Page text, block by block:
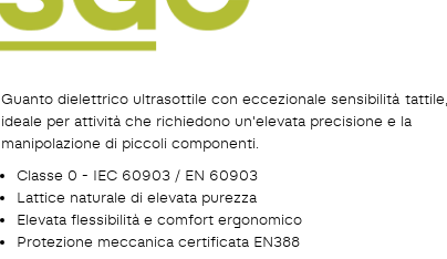
Guanto dielettrico ultrasottile con eccezionale sensibilità tattile,
ideale per attività che richiedono un'elevata precisione e la
manipolazione di piccoli componenti.
Classe 0 - IEC 60903 / EN 60903
Lattice naturale di elevata purezza
Elevata flessibilità e comfort ergonomico
Protezione meccanica certificata EN388